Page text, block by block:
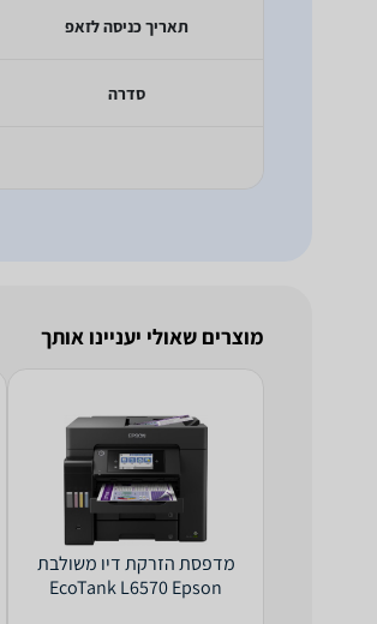
תאריך כניסה לזאפ
סדרה
מוצרים שאולי יעניינו אותך
‏מדפסת הזרקת דיו ‏משולבת
EcoTank L6570‎ Epson